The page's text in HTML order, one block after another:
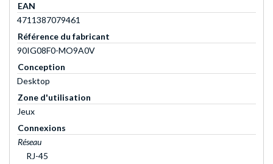
EAN
4711387079461
Référence du fabricant
90IG08F0-MO9A0V
Conception
Desktop
Zone d'utilisation
Jeux
Connexions
Réseau
RJ-45